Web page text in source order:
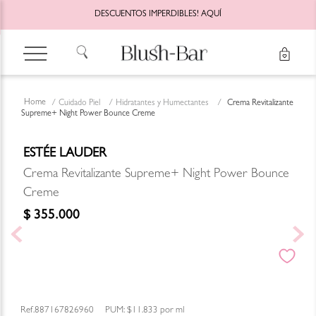
DESCUENTOS IMPERDIBLES! AQUÍ
Cuidado Piel Hidratantes y Humectantes
Crema Revitalizante
Supreme+ Night Power Bounce Creme
ESTÉE LAUDER
Crema Revitalizante Supreme+ Night Power Bounce
Creme
$ 355.000
887167826960 PUM: $11.833 por ml